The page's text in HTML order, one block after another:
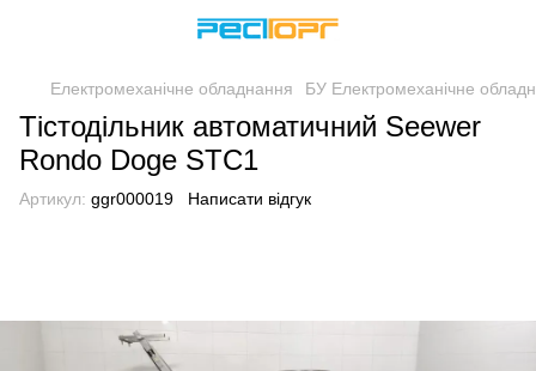
Електромеханічне обладнання БУ Електромеханічне
Тістодільник автоматичний Seewer
Rondo Doge STC1
Артикул: ggr000019 Написати відгук